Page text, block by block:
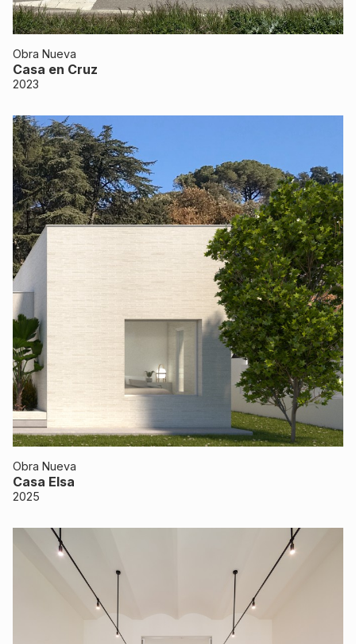
Obra Nueva
Casa en Cruz
2023
Obra Nueva
Casa Elsa
2025